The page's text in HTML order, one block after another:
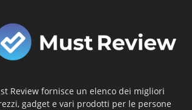
Review fornisce un elenco dei migliori
gadget e vari prodotti per le persone